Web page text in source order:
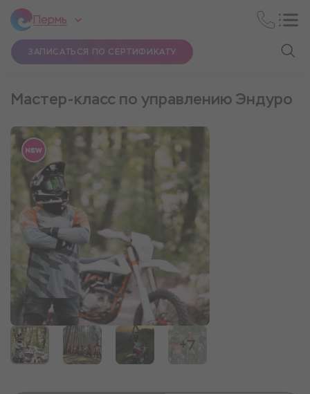
Пермь
ЗАПИСАТЬСЯ ПО СЕРТИФИКАТУ
Мастер-класс по управлению Эндуро
+7